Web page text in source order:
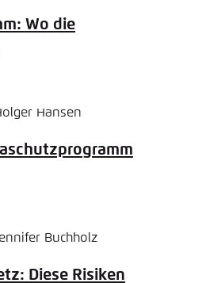
Wo die
Hansen
Buchholz
Diese Risiken
diese Webseite im Browser